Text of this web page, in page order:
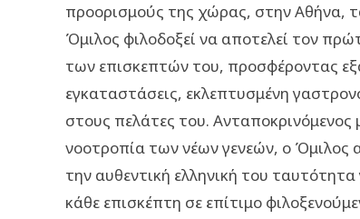
προορισμούς της χώρας, στην Αθήνα,
Όμιλος φιλοδοξεί να αποτελεί τον
των επισκεπτών του, προσφέροντας
εγκαταστάσεις, εκλεπτυσμένη
στους πελάτες του. Ανταποκρινόμενος
νοοτροπία των νέων γενεών, ο Όμιλος
την αυθεντική ελληνική του
κάθε επισκέπτη σε επίτιμο